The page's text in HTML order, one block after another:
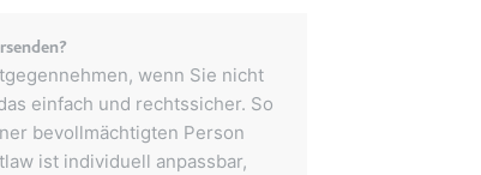
wenn Sie nicht
einfach und rechtssicher. So
bevollmächtigten Person
ist individuell anpassbar,